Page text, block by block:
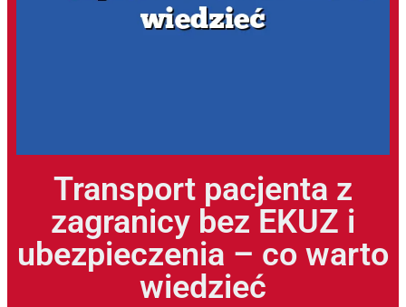
Transport pacjenta z
zagranicy bez EKUZ i
ubezpieczenia – co warto
wiedzieć